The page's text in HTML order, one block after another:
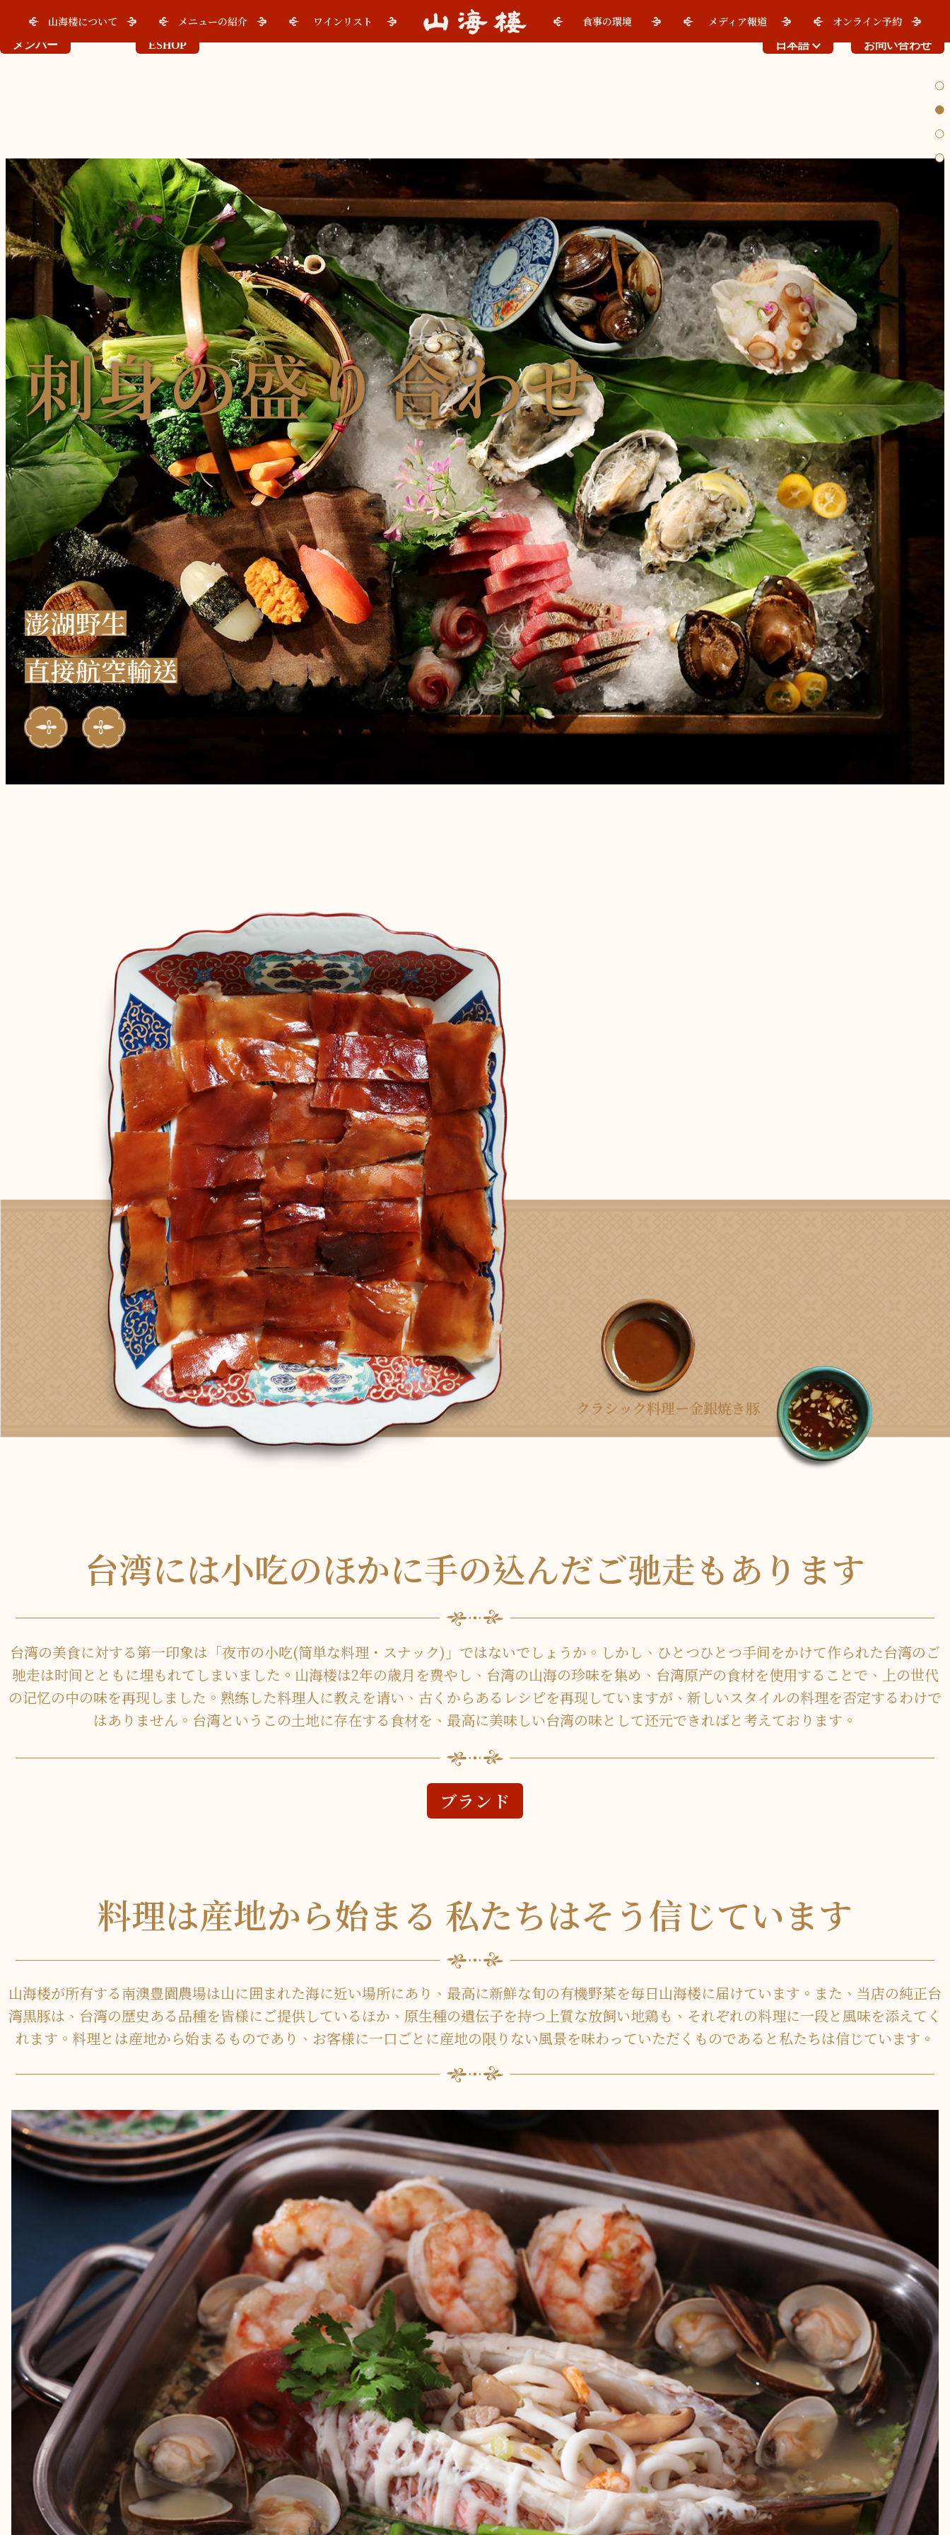
メンバー ESHOP 日本語 お問い合わせ
山海楼について メニューの紹介 ワインリスト 食事の環境 メディア報道 オンライン予約
刺身の盛り合わせ
澎湖野生
直接航空輸送
台湾には小吃のほかに手の込んだご驰走もあります
台湾の美食に対する第一印象は「夜市の小吃(简単な料理・スナック)」ではないでしょうか。しかし、ひとつひとつ手间をかけて作られた台湾のご
驰走は时间とともに埋もれてしまいました。山海楼は2年の歳月を费やし、台湾の山海の珍味を集め、台湾原产の食材を使用することで、上の世代
の记忆の中の味を再现しました。熟练した料理人に教えを请い、古くからあるレシピを再现していますが、新しいスタイルの料理を否定するわけで
はありません。台湾というこの土地に存在する食材を、最高に美味しい台湾の味として还元できればと考えております。
クラシック料理ー金銀焼き豚
ブランド
料理は産地から始まる 私たちはそう信じています
山海楼が所有する南澳豊園農場は山に囲まれた海に近い場所にあり、最高に新鮮な旬の有機野菜を毎日山海楼に届けています。また、当店の純正台
湾黒豚は、台湾の歴史ある品種を皆様にご提供しているほか、原生種の遺伝子を持つ上質な放飼い地鶏も、それぞれの料理に一段と風味を添えてく
れます。料理とは産地から始まるものであり、お客様に一口ごとに産地の限りない風景を味わっていただくものであると私たちは信じています。